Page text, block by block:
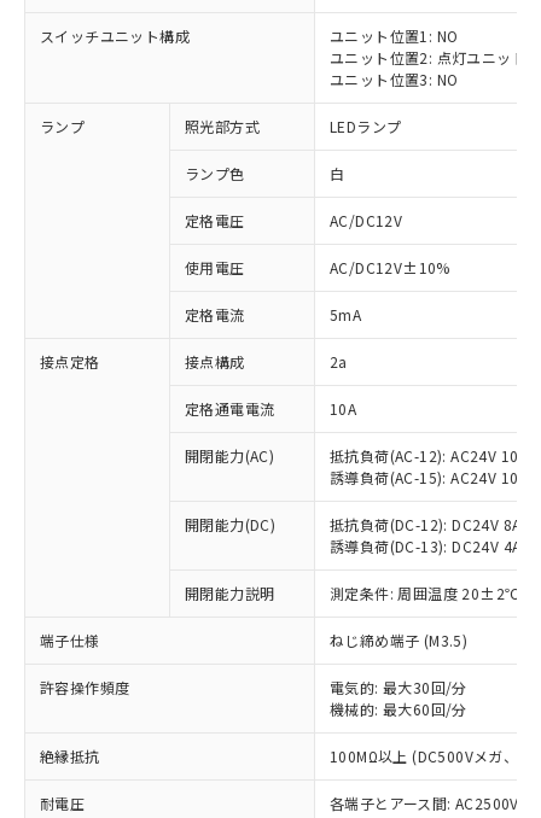
スイッチユニット構成
ユニット位置1: NO
ユニット位置2: 点灯ユニット
ユニット位置3: NO
ランプ 照光部方式 LEDランプ
ランプ色 白
定格電圧 AC/DC12V
使用電圧 AC/DC12V±10%
定格電流 5mA
接点定格 接点構成 2a
定格通電電流 10A
開閉能力(AC)
抵抗負荷(AC-12): AC24V 10A/
誘導負荷(AC-15): AC24V
開閉能力(DC)
抵抗負荷(DC-12): DC24V 8A/
誘導負荷(DC-13): DC24V 4A/
開閉能力説明 測定条件: 周囲温度 20±2℃、
端子仕様 ねじ締め端子 (M3.5)
許容操作頻度
電気的: 最大30回/分
機械的: 最大60回/分
絶縁抵抗 100MΩ以上 (DC500Vメガ、点
耐電圧
各端子とアース間: AC2500V
ご利用条件
以下の条件をお読みいただき、同意のうえ
本サービスは、当社制御機器事業取扱
商品の当社在庫状況および標準価格
(税抜)を提供させていただくもので
当社制御機器事業取扱商品の中には、
本サービスの対象外となる商品もある
ことをご了承ください。
在庫状況および標準価格照会結果は、
記載している更新日時点での社内デー
タに基づき作成されるものであり、閲
覧された時点での実際の在庫および標
準価格とは異なる場合があることをご
対応済み：EU RoHS指令（10物質）の
非含有に対応した製品が提供可能な商品で
対応予定：EU RoHS指令（10物質）の非含
有に対応した製品に切り替える予定のある
対応予定なし：EU RoHS指令（10物質）の
非含有に非対応の商品で、対応品を出す予
調査・確認中：EU RoHS指令（10物質）の
非含有の対応状況を調査中または確認中の
非該当品：ライセンス料など無形物で、有
害物質有無と関係のない商品です。
仕入先様の事情により、非含有部品として
いたものが、含有品と判明した場合などや
むを得ず変更することがあります。
*EU RoHS指令（10物質）：
鉛(Pb) 1000ppm以下、 水銀(Hg) 1000ppm以下、 カド
六価クロム(Cr(Ⅵ)) 1000ppm以下、ポリ臭化ビフェニル
※1 中国RoHS○×表
「○」：最大均質材料含有率が中国RoHSの
基準値以下であることを示します。
「×」：最大均質材料含有率が中国RoHSの
基準値を超えていることを示します。
「－」：未確認です。当社販売部門へお問
*中国RoHS10物質の基準値 (GB/T26572)：
当社は、これら貴社製品のうち、外国
為替および外国貿易法に定める商品
（以下｢規制貨物等」という）を輸出
または国外への提供する場合は、日本
国政府の輸出許可(または役務取引許
可)を取得するなどの必要な手続きを